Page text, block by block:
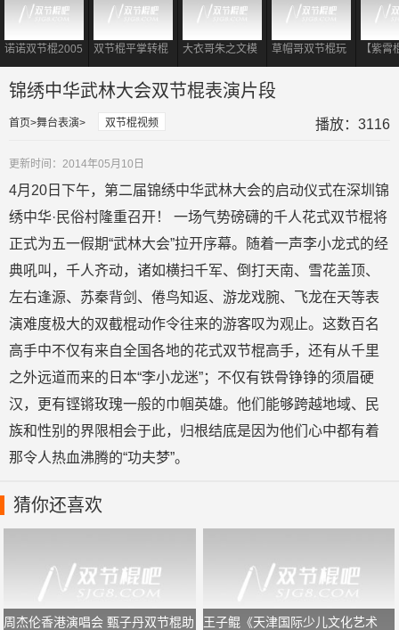
诺诺双节棍2005
经典双棍视频
双节棍平掌转棍
到底有多重要?
对于初学者够用
了!
大衣哥朱之文模
仿李小龙 现场耍
起双节棍表演
草帽哥双节棍玩
出大侠风范
【紫霄
霄II：
锦绣中华武林大会双节棍表演片段
首页 舞台表演 双节棍视频 播放：3116
更新时间：2014年05月10日
4月20日下午，第二届锦绣中华武林大会的启动仪式在深圳锦
绣中华·民俗村隆重召开！ 一场气势磅礴的千人花式双节棍将
正式为五一假期“武林大会”拉开序幕。随着一声李小龙式的经
典吼叫，千人齐动，诸如横扫千军、倒打天南、雪花盖顶、
左右逢源、苏秦背剑、倦鸟知返、游龙戏腕、飞龙在天等表
演难度极大的双截棍动作令往来的游客叹为观止。这数百名
高手中不仅有来自全国各地的花式双节棍高手，还有从千里
之外远道而来的日本“李小龙迷”；不仅有铁骨铮铮的须眉硬
汉，更有铿锵玫瑰一般的巾帼英雄。他们能够跨越地域、民
族和性别的界限相会于此，归根结底是因为他们心中都有着
那令人热血沸腾的“功夫梦”。
猜你还喜欢
周杰伦香港演唱会 甄子丹双节棍助
王子鲲《天津国际少儿文化艺术